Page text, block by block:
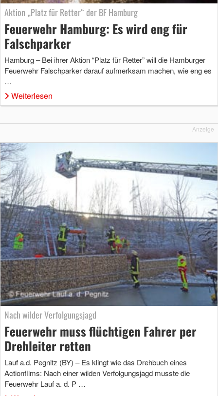
Aktion „Platz für Retter“ der BF Hamburg
Feuerwehr Hamburg: Es wird eng für
Falschparker
Hamburg – Bei ihrer Aktion “Platz für Retter” will die Hamburger
Feuerwehr Falschparker darauf aufmerksam machen, wie eng es
…
Weiterlesen
Anzeige
Nach wilder Verfolgungsjagd
Feuerwehr muss flüchtigen Fahrer per
Drehleiter retten
Lauf a.d. Pegnitz (BY) – Es klingt wie das Drehbuch eines
Actionfilms: Nach einer wilden Verfolgungsjagd musste die
Feuerwehr Lauf a. d. P …